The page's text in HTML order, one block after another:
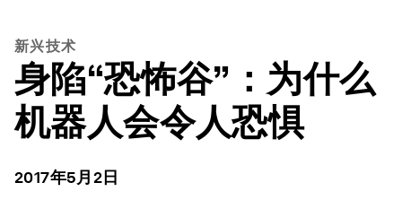
新兴技术
身陷“恐怖谷”：为什么
机器人会令人恐惧
2017年5月2日